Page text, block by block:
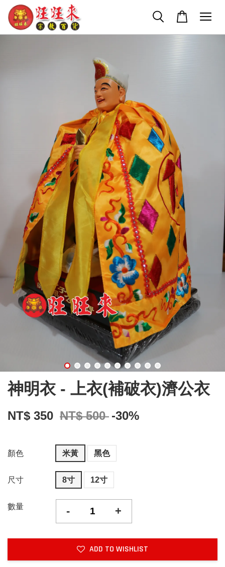
神明衣 - 上衣(補破衣)濟公衣
NT$ 350 NT$ 500 -30%
顏色 米黃 黑色
尺寸 8寸 12寸
數量 - +
ADD TO WISHLIST